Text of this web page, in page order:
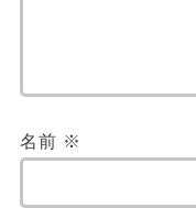
名前 ※